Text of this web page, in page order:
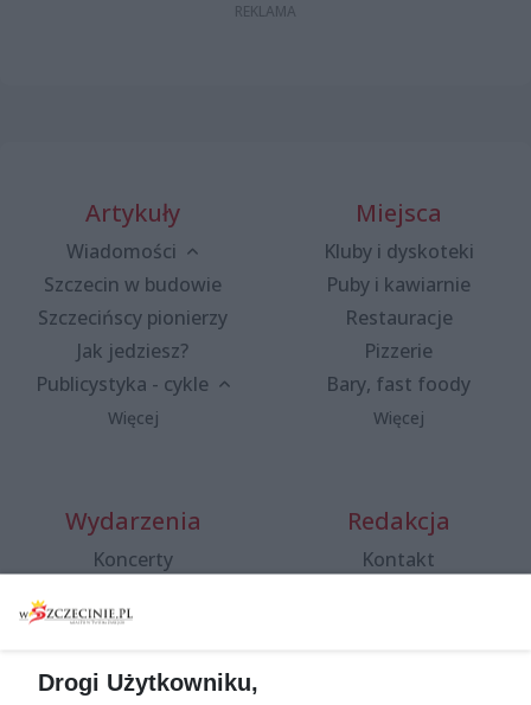
Artykuły
Wiadomości
Szczecin w budowie
Szczecińscy pionierzy
Jak jedziesz?
Publicystyka - cykle
Więcej
Miejsca
Kluby i dyskoteki
Puby i kawiarnie
Restauracje
Pizzerie
Bary, fast foody
Więcej
Wydarzenia
Koncerty
Spacery i oprowadzania
targi
Redakcja
Kontakt
Drogi Użytkowniku,